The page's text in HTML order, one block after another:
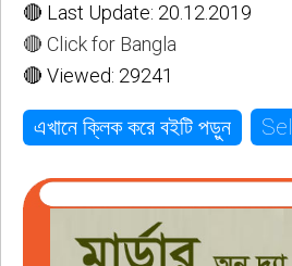
🔴 Last Update: 20.12.2019
🔴 Click for Bangla
🔴 Viewed: 29241
এখানে ক্লিক করে বইটি পড়ুন